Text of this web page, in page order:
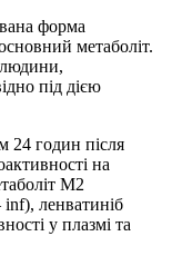
форма
метаболіт.
людини,
під дією
24 годин після
на
М2
ленватиніб
у плазмі та